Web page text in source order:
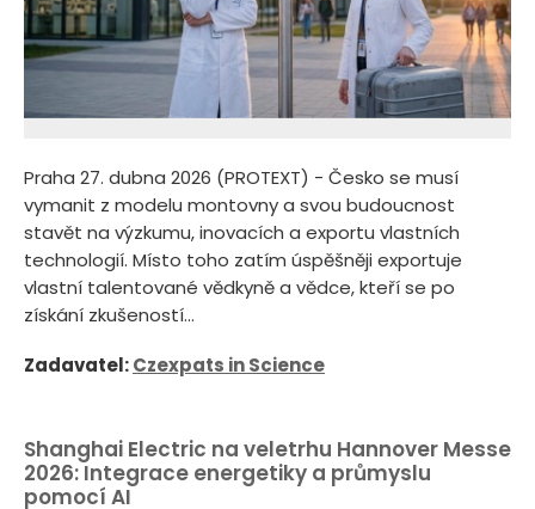
Praha 27. dubna 2026 (PROTEXT) - Česko se musí
vymanit z modelu montovny a svou budoucnost
stavět na výzkumu, inovacích a exportu vlastních
technologií. Místo toho zatím úspěšněji exportuje
vlastní talentované vědkyně a vědce, kteří se po
získání zkušeností...
Zadavatel:Czexpats in Science
Shanghai Electric na veletrhu Hannover Messe
2026: Integrace energetiky a průmyslu
pomocí AI